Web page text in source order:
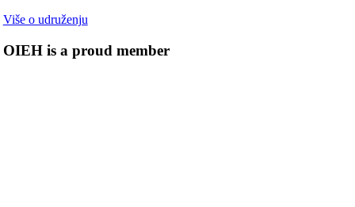
Više o udruženju
OIEH is a proud member